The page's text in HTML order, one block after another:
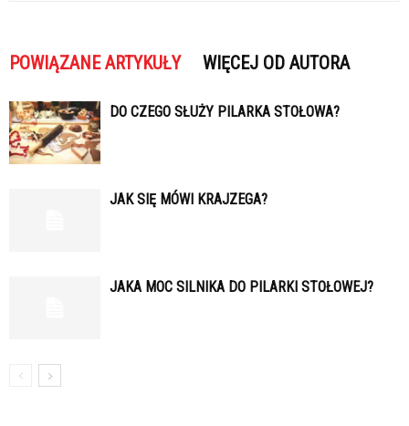
POWIĄZANE ARTYKUŁY WIĘCEJ OD AUTORA
DO CZEGO SŁUŻY PILARKA STOŁOWA?
JAK SIĘ MÓWI KRAJZEGA?
JAKA MOC SILNIKA DO PILARKI STOŁOWEJ?